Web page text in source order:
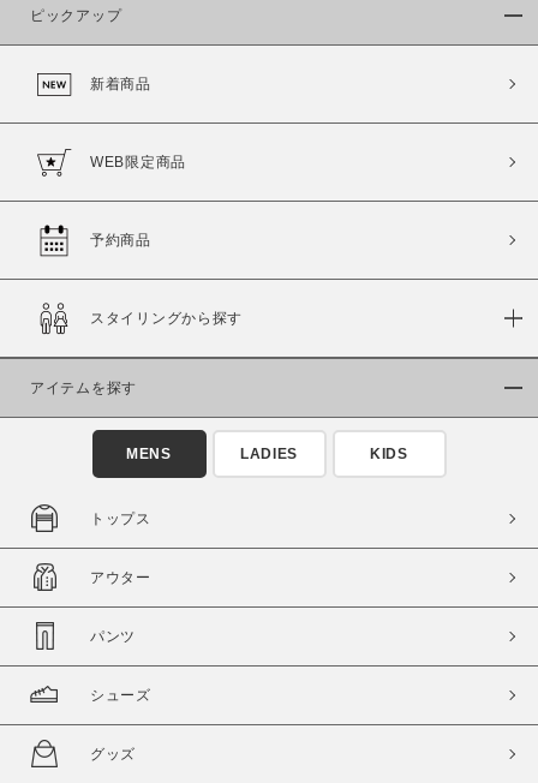
商品タイプ
セール価格
在庫
ピックアップ
新着商品
WEB限定商品
予約商品
スタイリングから探す
アイテムを探す
MENS LADIES KIDS
トップス
アウター
パンツ
シューズ
グッズ